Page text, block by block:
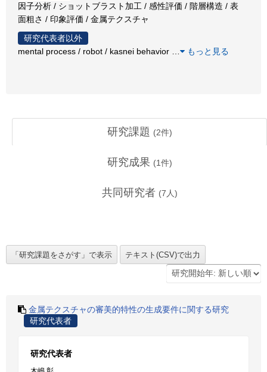
因子分析 / ショットブラスト加工 / 感性評価 / 階層構造 / 表
面粗さ / 印象評価 / 金属テクスチャ
研究代表者以外
mental process / robot / kasnei behavior
もっと見る
研究課題 (2件)
研究成果 (1件)
共同研究者 (7 人)
金属テクスチャの審美的特性の生成要件に関する研究
研究代表者
研究代表者